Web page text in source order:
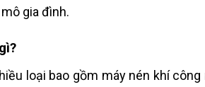
gia đình.
loại bao gồm máy nén khí